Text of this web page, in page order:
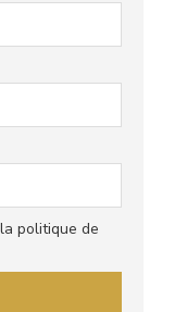
politique de